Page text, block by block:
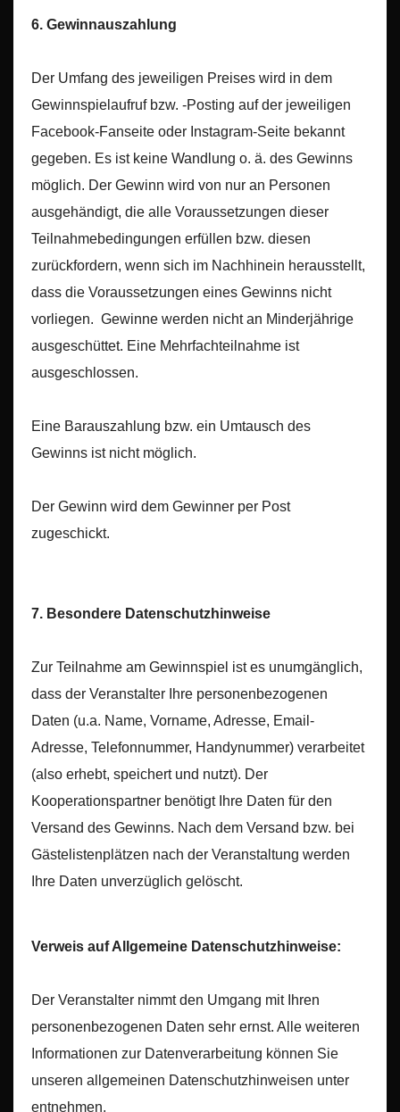
6. Gewinnauszahlung
Der Umfang des jeweiligen Preises wird in dem
Gewinnspielaufruf bzw. -Posting auf der jeweiligen
Facebook-Fanseite oder Instagram-Seite bekannt
gegeben. Es ist keine Wandlung o. ä. des Gewinns
möglich. Der Gewinn wird von nur an Personen
ausgehändigt, die alle Voraussetzungen dieser
Teilnahmebedingungen erfüllen bzw. diesen
zurückfordern, wenn sich im Nachhinein herausstellt,
dass die Voraussetzungen eines Gewinns nicht
vorliegen. Gewinne werden nicht an Minderjährige
ausgeschüttet. Eine Mehrfachteilnahme ist
ausgeschlossen.
Eine Barauszahlung bzw. ein Umtausch des
Gewinns ist nicht möglich.
Der Gewinn wird dem Gewinner per Post
zugeschickt.
7. Besondere Datenschutzhinweise
Zur Teilnahme am Gewinnspiel ist es unumgänglich,
dass der Veranstalter Ihre personenbezogenen
Daten (u.a. Name, Vorname, Adresse, Email-
Adresse, Telefonnummer, Handynummer) verarbeitet
(also erhebt, speichert und nutzt). Der
Kooperationspartner benötigt Ihre Daten für den
Versand des Gewinns. Nach dem Versand bzw. bei
Gästelistenplätzen nach der Veranstaltung werden
Ihre Daten unverzüglich gelöscht.
Verweis auf Allgemeine Datenschutzhinweise:
Der Veranstalter nimmt den Umgang mit Ihren
personenbezogenen Daten sehr ernst. Alle weiteren
Informationen zur Datenverarbeitung können Sie
unseren allgemeinen Datenschutzhinweisen unter
entnehmen.